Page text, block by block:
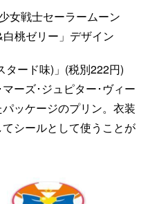
女戦士セーラームーン
桃ゼリー」デザイン
タード味)」(税別222円)
ーズ･ジュピター･ヴィー
ッケージのプリン。衣装
シールとして使うことが